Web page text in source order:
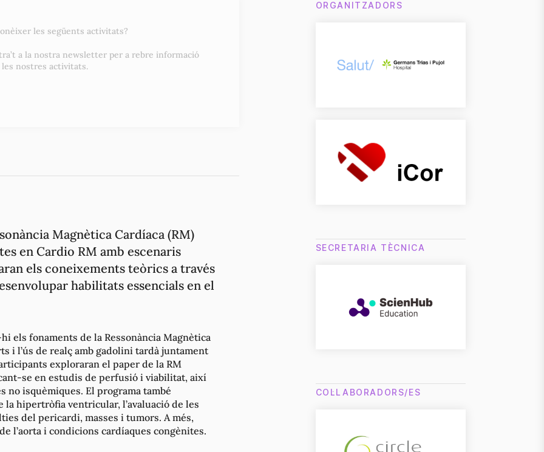
les següents activitats?
a la nostra newsletter per a rebre informació
les nostres activitats.
Magnètica Cardíaca (RM)
en Cardio RM amb escenaris
els coneixements teòrics a través
habilitats essencials en el
els fonaments de la Ressonància Magnètica
i l’ús de realç amb gadolini tardà juntament
exploraran el paper de la RM
se en estudis de perfusió i viabilitat, així
no isquèmiques. El programa també
hipertròfia ventricular, l’avaluació de les
del pericardi, masses i tumors. A més,
l’aorta i condicions cardíaques congènites.
ORGANITZADORS
SECRETARIA TÈCNICA
COL·LABORADORS/ES